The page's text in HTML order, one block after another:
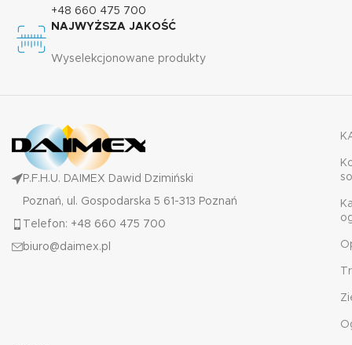
+48 660 475 700
NAJWYŻSZA JAKOŚĆ
Wyselekcjonowane produkty
P.F.H.U. DAIMEX Dawid Dzimiński
Poznań, ul. Gospodarska 5 61-313 Poznań
Telefon: +48 660 475 700
biuro@daimex.pl